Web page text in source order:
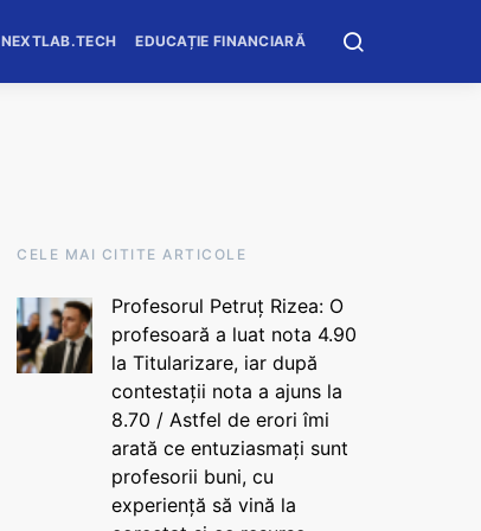
NEXTLAB.TECH EDUCAȚIE FINANCIARĂ
CELE MAI CITITE ARTICOLE
Profesorul Petruț Rizea: O
profesoară a luat nota 4.90
la Titularizare, iar după
contestații nota a ajuns la
8.70 / Astfel de erori îmi
arată ce entuziasmați sunt
profesorii buni, cu
experiență să vină la